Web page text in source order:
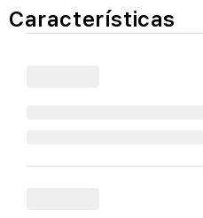
Características